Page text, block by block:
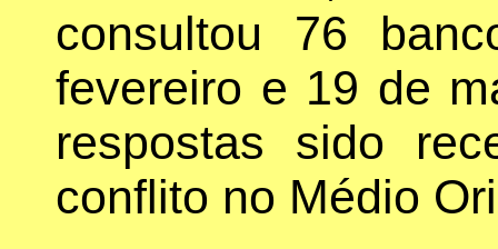
consultou 76
fevereiro e 19 de
respostas sido
conflito no Médio